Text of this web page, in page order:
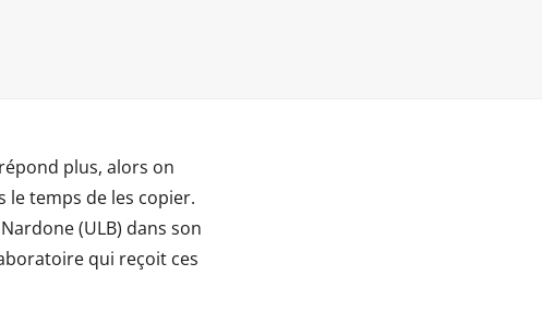
plus, alors on
le temps de les copier.
(ULB) dans son
qui reçoit ces